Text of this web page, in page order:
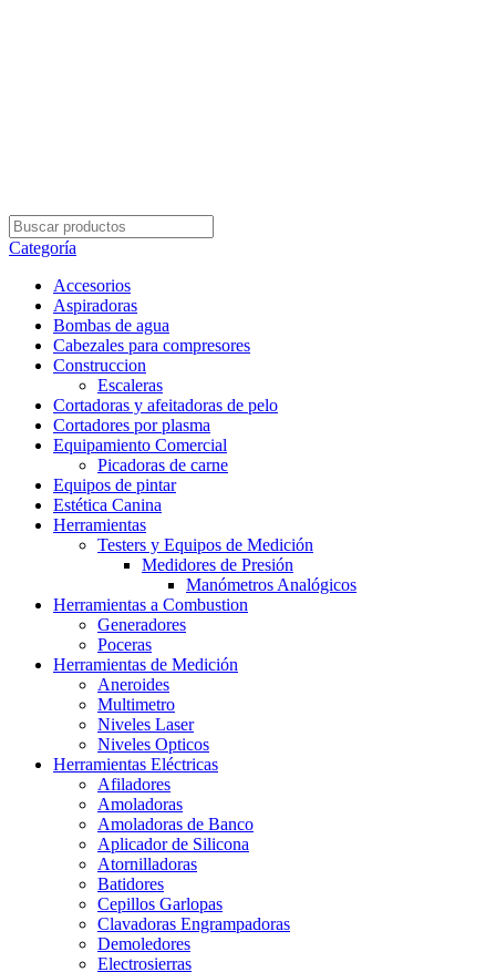
Categoría
Accesorios
Aspiradoras
Bombas de agua
Cabezales para compresores
Construccion
Escaleras
Cortadoras y afeitadoras de pelo
Cortadores por plasma
Equipamiento Comercial
Picadoras de carne
Equipos de pintar
Estética Canina
Herramientas
Testers y Equipos de Medición
Medidores de Presión
Manómetros Analógicos
Herramientas a Combustion
Generadores
Poceras
Herramientas de Medición
Aneroides
Multimetro
Niveles Laser
Niveles Opticos
Herramientas Eléctricas
Afiladores
Amoladoras
Amoladoras de Banco
Aplicador de Silicona
Atornilladoras
Batidores
Cepillos Garlopas
Clavadoras Engrampadoras
Demoledores
Electrosierras